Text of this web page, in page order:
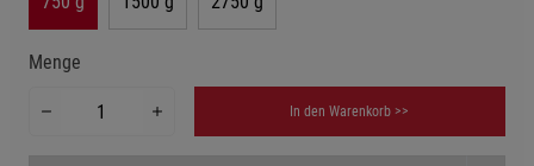
Menge
In den Warenkorb >>